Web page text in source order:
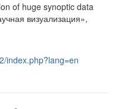
of huge synoptic data
визуализация»,
index.php?lang=en